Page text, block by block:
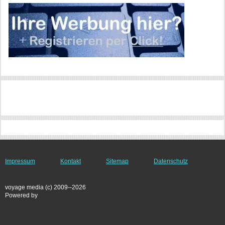
Impressum Kontakt Sitemap Datenschutz
voyage media (c) 2009--2026
Powered by